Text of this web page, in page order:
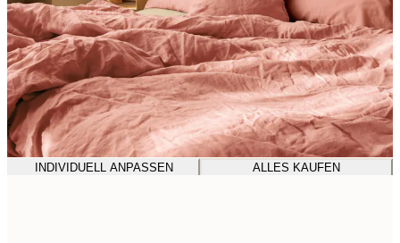
INDIVIDUELL ANPASSEN ALLES KAUFEN